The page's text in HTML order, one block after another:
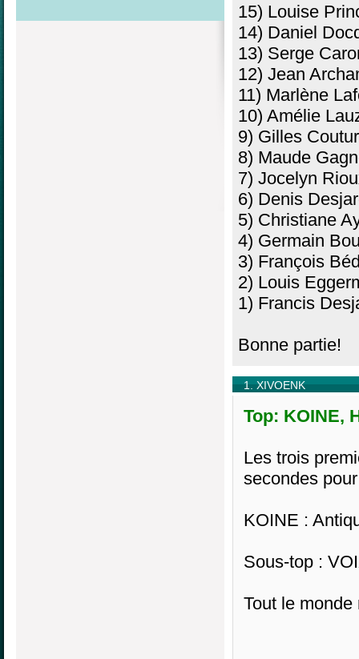
15) Louise
14) Daniel
13) Serge
12) Jean
11) Marlène
10) Amélie
9) Gilles
8) Maude
7) Jocelyn
6) Denis
5) Christiane
4) Germain
3) François
2) Louis
1) Francis
Bonne partie!
1. XIVOENK
Top: KOINE,
Les trois
secondes
KOINE :
Sous-top :
Tout le monde